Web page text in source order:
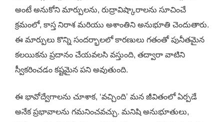
అంటే అనుకోని మార్పులను, రుద్రావిష్కారాలను సూచించే
క్రమంలో, కాస్త నిరాశ మరియు అశాంతిని అనుభూతి చెందుతారు.
ఈ మార్పులు కొన్ని సందర్భాలలో కారణులు గతంతో పునీతమైన
కలయికను ప్రదానం చేయవలసి వస్తుంది, తద్వారా వాటిని
స్వీకరించడం కష్టమైన పని అవుతుంది.
ఈ భావోద్వేగాలను చూశాక, ‘వచ్చింది’ మన జీవితంలో ఏర్పడే
అనేక ప్రభావాలను గమనించవచ్చు. మనిషి అనుభూతులు,